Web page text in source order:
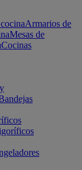
Armarios de
Mesas de
Cocinas